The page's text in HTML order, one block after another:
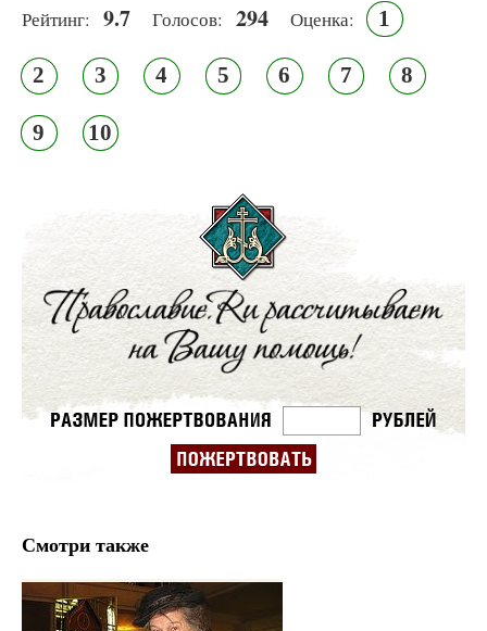
Рейтинг: 9.7 Голосов: 294 Оценка: 1
2 3 4 5 6 7 8
9 10
Смотри также